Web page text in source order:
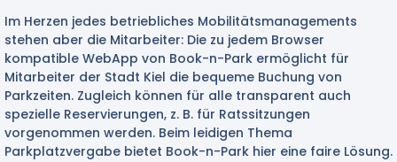
Im Herzen jedes betriebliches Mobilitätsmanagements
stehen aber die Mitarbeiter: Die zu jedem Browser
kompatible WebApp von Book-n-Park ermöglicht für
Mitarbeiter der Stadt Kiel die bequeme Buchung von
Parkzeiten. Zugleich können für alle transparent auch
spezielle Reservierungen, z. B. für Ratssitzungen
vorgenommen werden. Beim leidigen Thema
Parkplatzvergabe bietet Book-n-Park hier eine faire Lösung.